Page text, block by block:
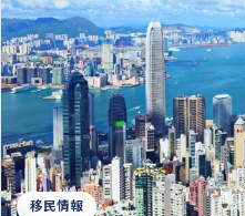
移民情報